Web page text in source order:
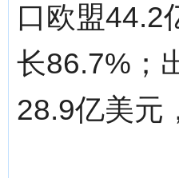
口欧盟44.2
长86.7%；
28.9亿美元